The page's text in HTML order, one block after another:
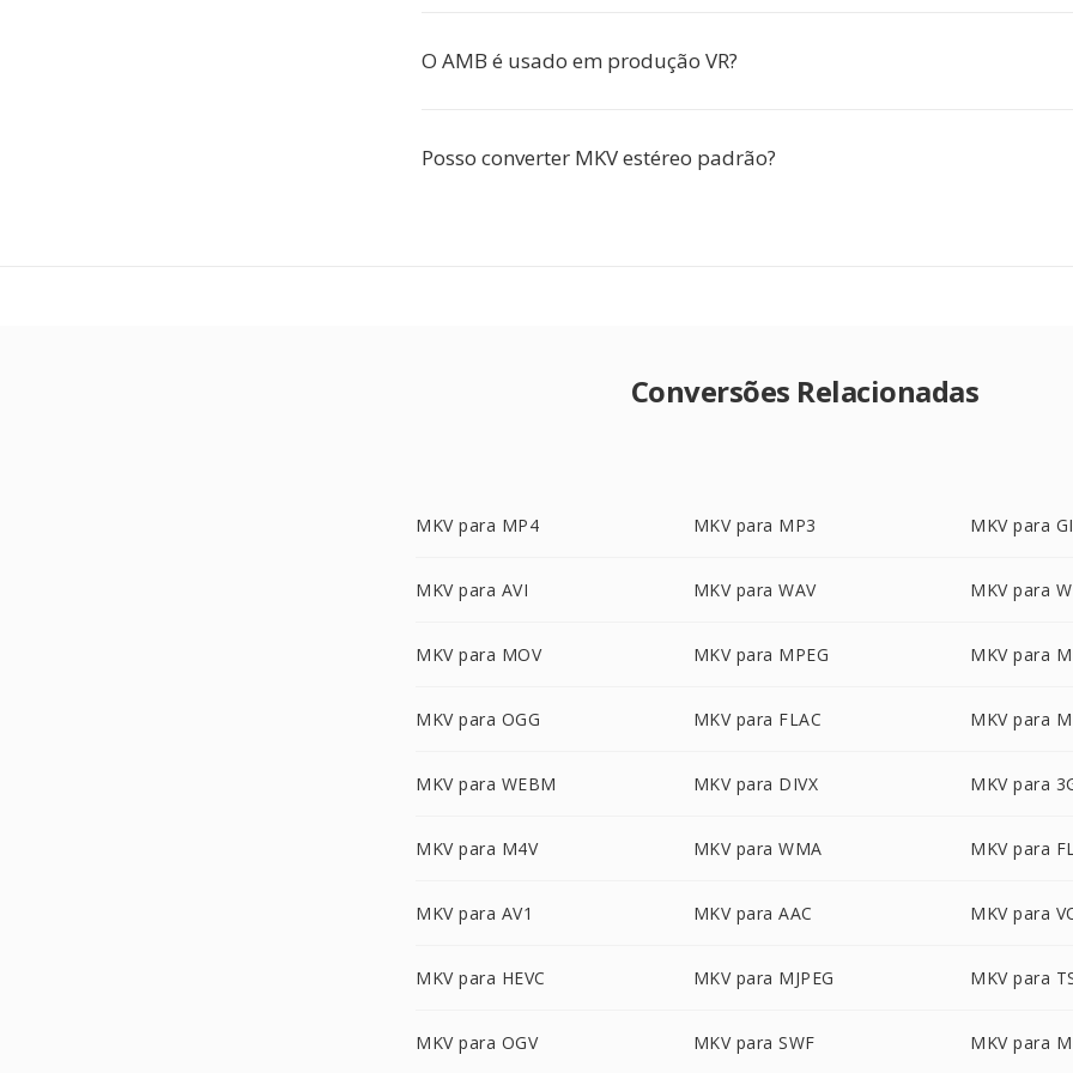
O AMB é usado em produção VR?
Posso converter MKV estéreo padrão?
Conversões Relacionadas
MKV para MP4 MKV para MP3 MKV para
MKV para AVI MKV para WAV MKV para
MKV para MOV MKV para MPEG MKV para
MKV para OGG MKV para FLAC MKV para
MKV para WEBM MKV para DIVX MKV para
MKV para M4V MKV para WMA MKV para
MKV para AV1 MKV para AAC MKV para
MKV para HEVC MKV para MJPEG MKV para
MKV para OGV MKV para SWF MKV para